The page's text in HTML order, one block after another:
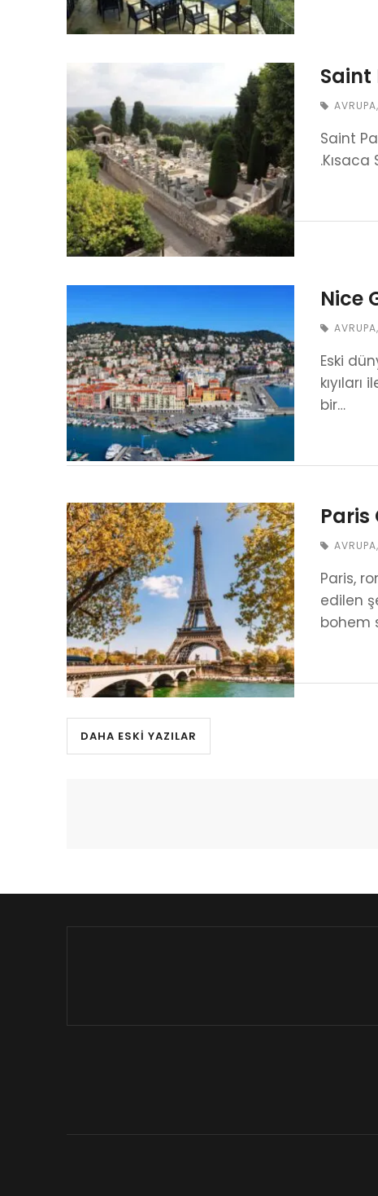
Saint
AVRUPA,
Saint
Nice
AVRUPA,
Eski
bir…
Paris
AVRUPA,
Paris,
edilen
bohem
DAHA ESKI YAZILAR